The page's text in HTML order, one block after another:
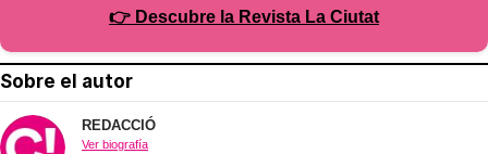
👉 Descubre la Revista La Ciutat
Sobre el autor
REDACCIÓ
Ver biografía